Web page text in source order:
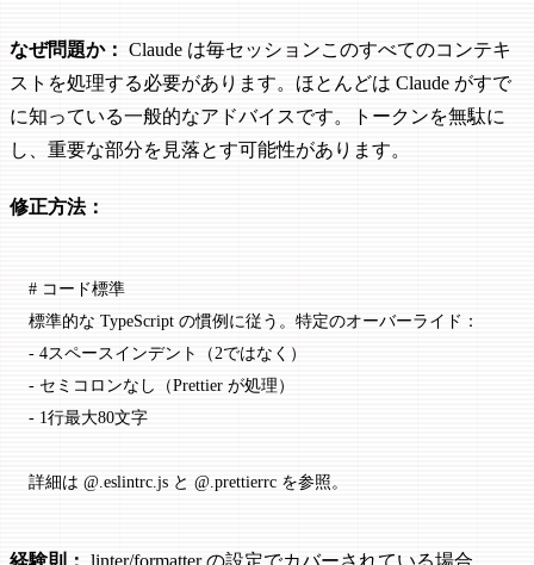
なぜ問題か： Claude は毎セッションこのすべてのコンテキ
ストを処理する必要があります。ほとんどは Claude がすで
に知っている一般的なアドバイスです。トークンを無駄に
し、重要な部分を見落とす可能性があります。
修正方法：
# コード標準
標準的な TypeScript の慣例に従う。特定のオーバーライド：
- 4スペースインデント（2ではなく）
- セミコロンなし（Prettier が処理）
- 1行最大80文字
詳細は @.eslintrc.js と @.prettierrc を参照。